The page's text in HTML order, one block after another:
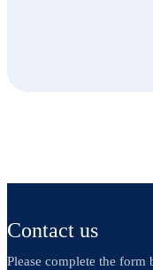
Contact us
Please complete the